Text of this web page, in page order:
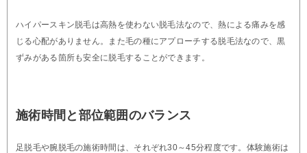
ハイパースキン脱毛は高熱を使わない脱毛法なので、熱による痛みを感
じる心配がありません。また毛の種にアプローチする脱毛法なので、黒
ずみがある箇所も安全に脱毛することができます。
施術時間と部位範囲のバランス
足脱毛や腕脱毛の施術時間は、それぞれ30～45分程度です。体験施術は